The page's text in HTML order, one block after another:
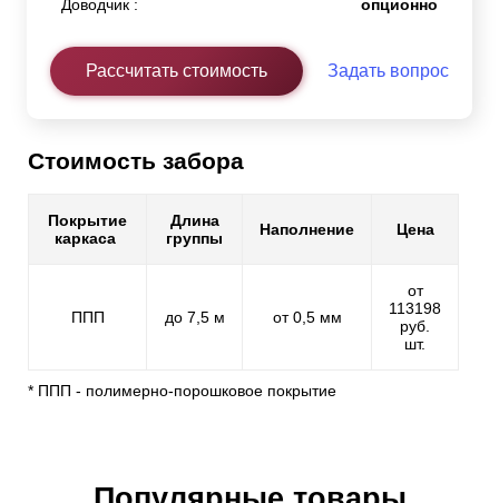
Доводчик : опционно
Рассчитать стоимость Задать вопрос
Стоимость забора
Покрытие
каркаса
Длина
группы
Наполнение Цена
ППП до 7,5 м от 0,5 мм
от
113198
руб.
шт.
* ППП - полимерно-порошковое покрытие